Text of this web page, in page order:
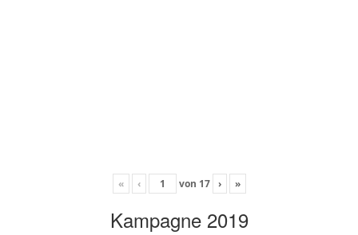
« ‹ von 17 › »
Kampagne 2019